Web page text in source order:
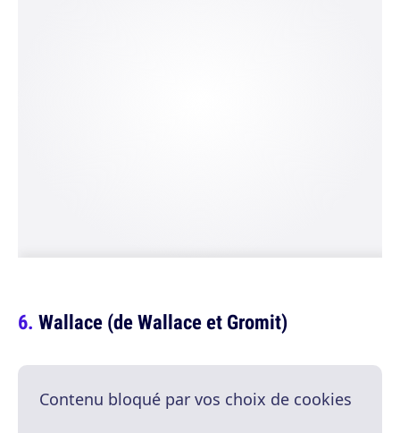
Wallace (de Wallace et Gromit)
Contenu bloqué par vos choix de cookies